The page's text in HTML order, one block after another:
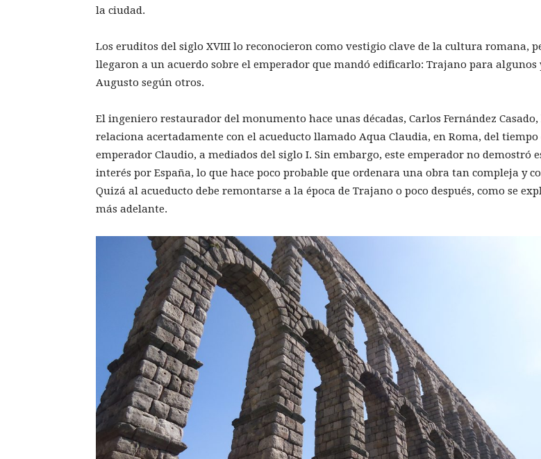
la ciudad.
Los eruditos del siglo XVIII lo reconocieron como vestigio clave de la cultura romana,
llegaron a un acuerdo sobre el emperador que mandó edificarlo: Trajano para algunos
Augusto según otros.
El ingeniero restaurador del monumento hace unas décadas, Carlos Fernández Casado,
relaciona acertadamente con el acueducto llamado Aqua Claudia, en Roma, del tiempo
emperador Claudio, a mediados del siglo I. Sin embargo, este emperador no demostró
interés por España, lo que hace poco probable que ordenara una obra tan compleja y
Quizá al acueducto debe remontarse a la época de Trajano o poco después, como se
más adelante.